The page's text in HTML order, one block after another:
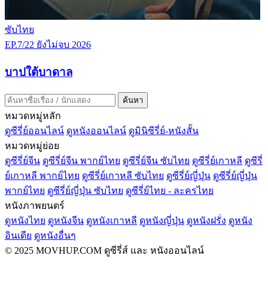
ซับไทย
EP.7/22 ยังไม่จบ 2026
บาปใต้บาดาล
ค้นหา
หมวดหมู่หลัก
ดูซีรี่ย์ออนไลน์ ดูหนังออนไลน์ ดูมินิซีรี่ย์-หนังสั้น
หมวดหมู่ย่อย
ดูซีรี่ย์จีน ดูซีรี่ย์จีน พากย์ไทย ดูซีรี่ย์จีน ซับไทย ดูซีรี่ย์เกาหลี ดูซีรี่
ย์เกาหลี พากย์ไทย ดูซีรี่ย์เกาหลี ซับไทย ดูซีรี่ย์ญี่ปุ่น ดูซีรี่ย์ญี่ปุ่น
พากย์ไทย ดูซีรี่ย์ญี่ปุ่น ซับไทย ดูซีรี่ย์ไทย - ละครไทย
หนังภาพยนตร์
ดูหนังไทย ดูหนังจีน ดูหนังเกาหลี ดูหนังญี่ปุ่น ดูหนังฝรั่ง ดูหนัง
อินเดีย ดูหนังอื่นๆ
© 2025 MOVHUP.COM ดูซีรี่ส์ และ หนังออนไลน์